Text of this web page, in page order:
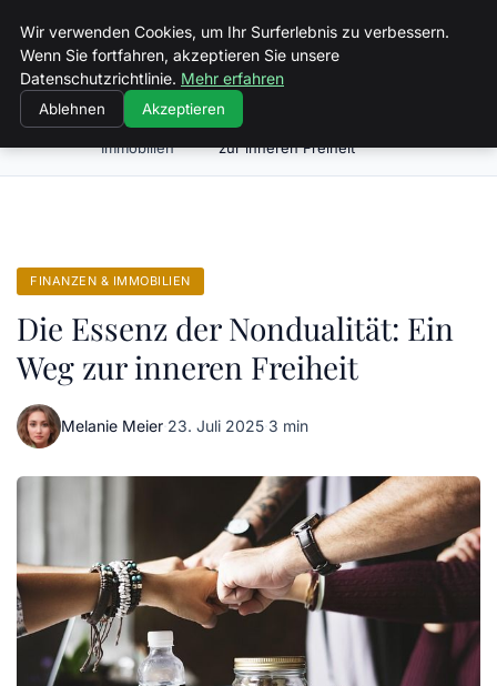
Spiele Wirtschaft
Finanzen &
Immobilien
Die Essenz der Nondualität: Ein Weg
zur inneren Freiheit
FINANZEN & IMMOBILIEN
Die Essenz der Nondualität: Ein
Weg zur inneren Freiheit
Melanie Meier·23. Juli 2025·3 min
Wir verwenden Cookies, um Ihr Surferlebnis zu verbessern.
Wenn Sie fortfahren, akzeptieren Sie unsere
Datenschutzrichtlinie. Mehr erfahren
Ablehnen Akzeptieren